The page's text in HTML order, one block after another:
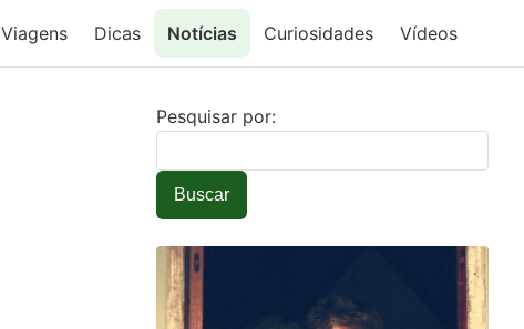
Viagens Dicas Notícias Curiosidades Vídeos
Pesquisar por:
Buscar